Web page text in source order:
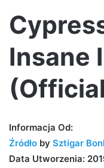
Insane
Informacja Od:
Źródło by Sztigar
Data Utworzenia: